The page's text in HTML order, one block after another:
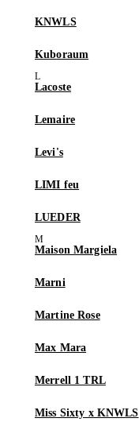
KNWLS
Kuboraum
Lacoste
Lemaire
Levi's
LIMI feu
LUEDER
Maison Margiela
Marni
Martine Rose
Max Mara
Merrell 1 TRL
Miss Sixty x KNWLS